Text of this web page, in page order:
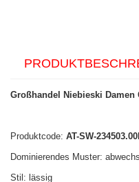
Großhandel Niebieski
Produktcode: AT-SW-
Dominierendes Muster:
Stil: lässig